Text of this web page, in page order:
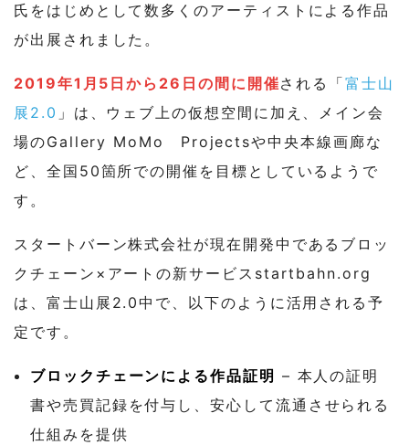
氏をはじめとして数多くのアーティストによる作品
が出展されました。
2019年1月5日から26日の間に開催される「富士山
展2.0 」は、ウェブ上の仮想空間に加え、メイン会
場のGallery MoMo Projectsや中央本線画廊な
ど、全国50箇所での開催を目標としているようで
す。
スタートバーン株式会社が現在開発中であるブロッ
クチェーン×アートの新サービスstartbahn.org
は、富士山展2.0中で、以下のように活用される予
定です。
ブロックチェーンによる作品証明 – 本人の証明
書や売買記録を付与し、安心して流通させられる
仕組みを提供